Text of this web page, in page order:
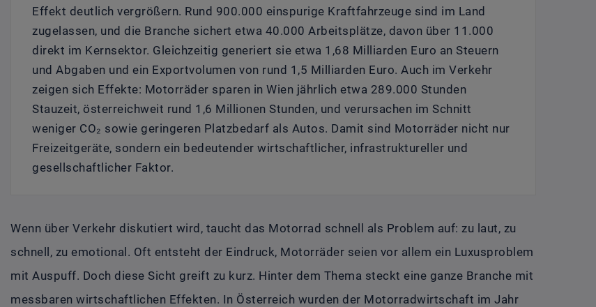
Effekt deutlich vergrößern. Rund 900.000 einspurige Kraftfahrzeuge sind im Land
zugelassen, und die Branche sichert etwa 40.000 Arbeitsplätze, davon über 11.000
direkt im Kernsektor. Gleichzeitig generiert sie etwa 1,68 Milliarden Euro an Steuern
und Abgaben und ein Exportvolumen von rund 1,5 Milliarden Euro. Auch im Verkehr
zeigen sich Effekte: Motorräder sparen in Wien jährlich etwa 289.000 Stunden
Stauzeit, österreichweit rund 1,6 Millionen Stunden, und verursachen im Schnitt
weniger CO₂ sowie geringeren Platzbedarf als Autos. Damit sind Motorräder nicht nur
Freizeitgeräte, sondern ein bedeutender wirtschaftlicher, infrastruktureller und
gesellschaftlicher Faktor.
Wenn über Verkehr diskutiert wird, taucht das Motorrad schnell als Problem auf: zu laut, zu
schnell, zu emotional. Oft entsteht der Eindruck, Motorräder seien vor allem ein Luxusproblem
mit Auspuff. Doch diese Sicht greift zu kurz. Hinter dem Thema steckt eine ganze Branche mit
messbaren wirtschaftlichen Effekten. In Österreich wurden der Motorradwirtschaft im Jahr